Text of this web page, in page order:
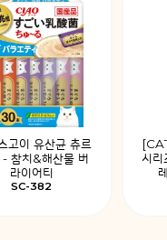
고이 유산균 츄르
참치&해산물 버
라이어티
SC-382
시리